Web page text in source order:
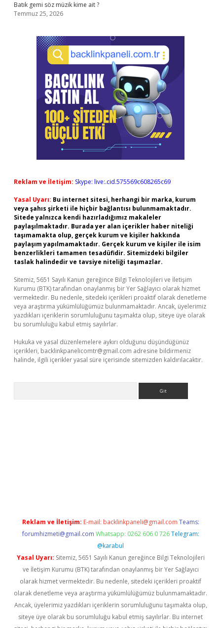
Batık gemi söz müzik kime ait ?
Temmuz 25, 2026
Reklam ve İletişim: Skype: live:.cid.575569c608265c69
Yasal Uyarı: Bu internet sitesi, herhangi bir marka, kurum
veya şahıs şirketi ile hiçbir bağlantısı bulunmamaktadır.
Sitede yalnızca kendi hazırladığımız makaleler
paylaşılmaktadır. Burada yer alan içerikler haber niteliği
taşımamakta olup, gerçek kurum ve kişiler hakkında
paylaşım yapılmamaktadır. Gerçek kurum ve kişiler ile isim
benzerlikleri tamamen tesadüfidir. Sitemizdeki bilgiler
taslak halindedir ve tavsiye niteliği taşımazlar.
Sitemiz, 5651 Sayılı Kanun gereğince Bilgi Teknolojileri ve İletişim
Kurumu (BTK) tarafından onaylanmış bir Yer Sağlayıcı olarak hizmet
vermektedir. Bu nedenle, sitedeki içerikleri proaktif olarak denetleme
veya araştırma yükümlülüğümüz bulunmamaktadır. Ancak, üyelerimiz
yazdıkları içeriklerin sorumluluğunu taşımakta olup, siteye üye olarak
bu sorumluluğu kabul etmiş sayılırlar.
Hukuka ve yasal düzenlemelere aykırı olduğunu düşündüğünüz
içerikleri, backlinkpanelicomtr@gmail.com adresine bildirmeniz
halinde, ilgili içerikler yasal süre içerisinde sitemizden kaldırılacaktır.
Reklam ve İletişim: E-mail: backlinkpaneli@gmail.com Teams:
forumhizmeti@gmail.com Whatsapp: 0262 606 0 726 Telegram:
@karabul
Yasal Uyarı: Sitemiz, 5651 Sayılı Kanun gereğince Bilgi Teknolojileri
ve İletişim Kurumu (BTK) tarafından onaylanmış bir Yer Sağlayıcı
olarak hizmet vermektedir. Bu nedenle, sitedeki içerikleri proaktif
olarak denetleme veya araştırma yükümlülüğümüz bulunmamaktadır.
Ancak, üyelerimiz yazdıkları içeriklerin sorumluluğunu taşımakta olup,
siteye üye olarak bu sorumluluğu kabul etmiş sayılırlar. Bu internet